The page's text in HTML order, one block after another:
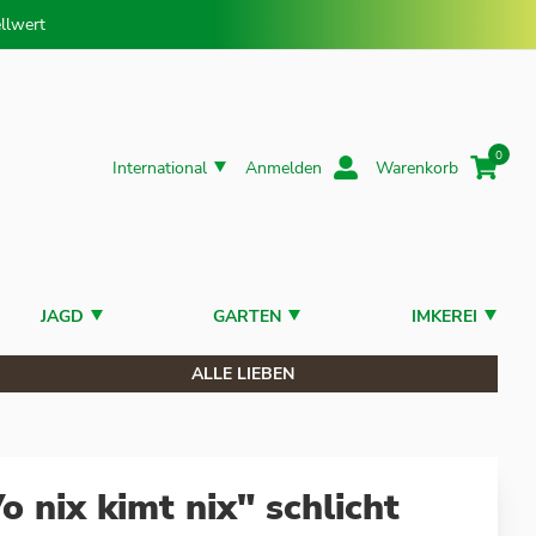
International Anmelden Warenkorb
0
JAGD GARTEN IMKEREI
ALLE LIEBEN
nix kimt nix" schlicht